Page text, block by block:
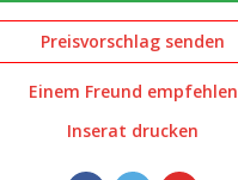
Preisvorschlag senden
Einem Freund empfehlen
Inserat drucken